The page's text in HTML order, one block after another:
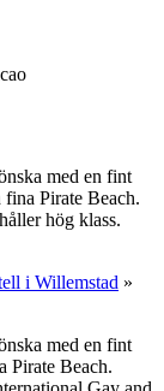
med en fint
Pirate Beach.
hög klass.
i Willemstad »
med en fint
Pirate Beach.